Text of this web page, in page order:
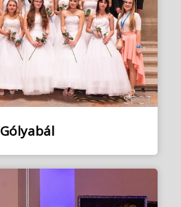
Gólyabál